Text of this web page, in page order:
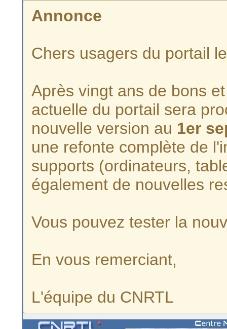
Annonce
Chers usagers du portail
Après vingt ans de bons
actuelle du portail sera
nouvelle version au 1er
une refonte complète de
supports (ordinateurs,
également de nouvelles
Vous pouvez tester la
En vous remerciant,
L'équipe du CNRTL